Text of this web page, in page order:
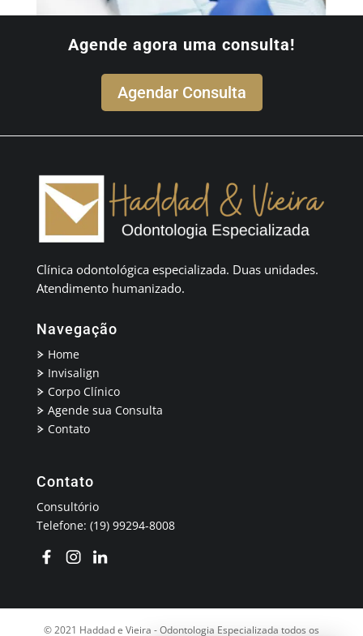
Agende agora uma consulta!
Agendar Consulta
Clínica odontológica especializada. Duas unidades.
Atendimento humanizado.
Navegação
Home
Invisalign
Corpo Clínico
Agende sua Consulta
Contato
Contato
Consultório
Telefone: (19) 99294-8008
© 2021 Haddad e Vieira - Odontologia Especializada todos os